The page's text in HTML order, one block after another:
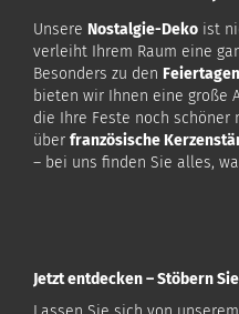
Unsere Nostalgie-Deko ist
verleiht Ihrem Raum eine
Besonders zu den Feiertagen
bieten wir Ihnen eine große
die Ihre Feste noch schöner
über französische
– bei uns finden Sie alles,
Jetzt entdecken – Stöbern